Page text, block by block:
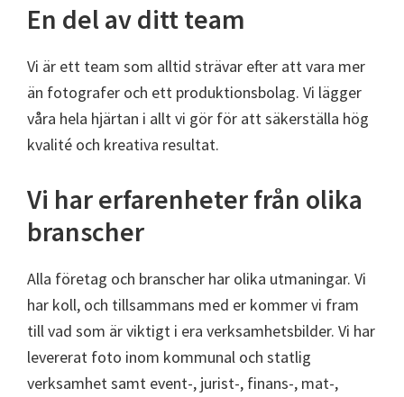
En del av ditt team
Vi är ett team som alltid strävar efter att vara mer
än fotografer och ett produktionsbolag. Vi lägger
våra hela hjärtan i allt vi gör för att säkerställa hög
kvalité och kreativa resultat.
Vi har erfarenheter från olika
branscher
Alla företag och branscher har olika utmaningar. Vi
har koll, och tillsammans med er kommer vi fram
till vad som är viktigt i era verksamhetsbilder. Vi har
levererat foto inom kommunal och statlig
verksamhet samt event-, jurist-, finans-, mat-,